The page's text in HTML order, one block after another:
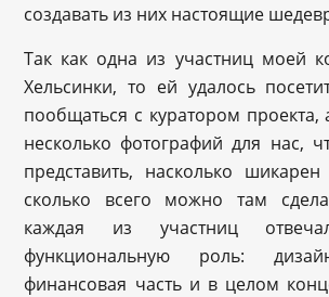
создавать из них настоящие
Так как одна из участниц моей
Хельсинки, то ей удалось
пообщаться с куратором проекта,
несколько фотографий для нас,
представить, насколько
сколько всего можно там
каждая из участниц
функциональную роль:
финансовая часть и в целом